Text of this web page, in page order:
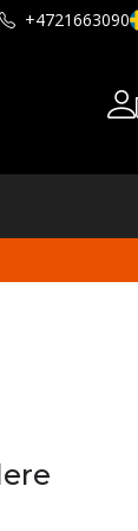
+4721663090